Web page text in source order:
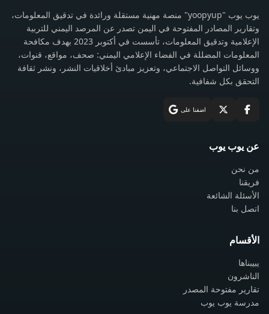
يوب يوب "yoopyup" منصة مهنية مستقلة ورائدة في تدقيق المعلومات،
وتقارير المصادر المفتوحة في اليمن تصدر عن المرصد اليمني للتربية
الإعلامية وتدقيق المعلومات، تأسست في أكتوبر 2023 بهدف مكافحة
المعلومات المضللة في الفضاء الإعلامي اليمني: صحف، مواقع، قنوات،
ووسائل التواصل الاجتماعي، وتعزيز مبادئ أخلاقيات النشر، ونشر ثقافة
التحقق بكل شفافية.
اضفنا على
عن يوب يوب
من نحن
فريقنا
الأسئلة الشائعة
اتصل بنا
الأقسام
يبيبناها
الناشرون
تقارير مفتوحة المصدر
مدرسة يوب يوب